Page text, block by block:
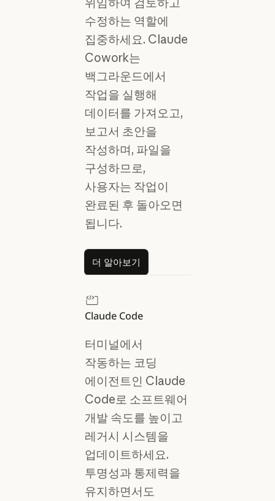
수정하는 역할에
집중하세요. Claude
Cowork는
백그라운드에서
작업을 실행해
데이터를 가져오고,
보고서 초안을
작성하며, 파일을
구성하므로,
사용자는 작업이
완료된 후 돌아오면
됩니다.
더 알아보기
더 알아보기
Claude Code
터미널에서
작동하는 코딩
에이전트인 Claude
Code로 소프트웨어
개발 속도를 높이고
레거시 시스템을
업데이트하세요.
투명성과 통제력을
유지하면서도